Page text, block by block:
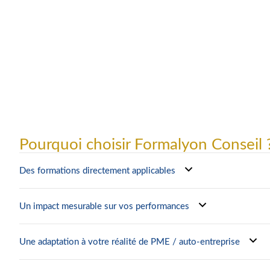
Pourquoi choisir Formalyon Conseil
Des formations directement applicables
Un impact mesurable sur vos performances
Une adaptation à votre réalité de PME / auto-entreprise